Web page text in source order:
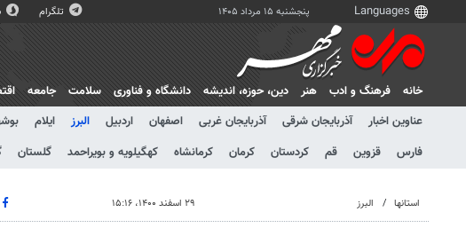
پنجشنبه ۱۵ مرداد ۱۴۰۵ تلگرام
خانه فرهنگ و ادب هنر دين، حوزه، انديشه دانشگاه و فناوری سلامت جامعه
عناوین اخبار
آذربایجان شرقی آذربایجان غربی اصفهان اردبیل البرز ایلام
فارس
قزوین قم کردستان کرمان کرمانشاه کهگیلویه و بویراحمد گلستان
استانها البرز ۲۹ اسفند ۱۴۰۰، ۱۵:۱۶